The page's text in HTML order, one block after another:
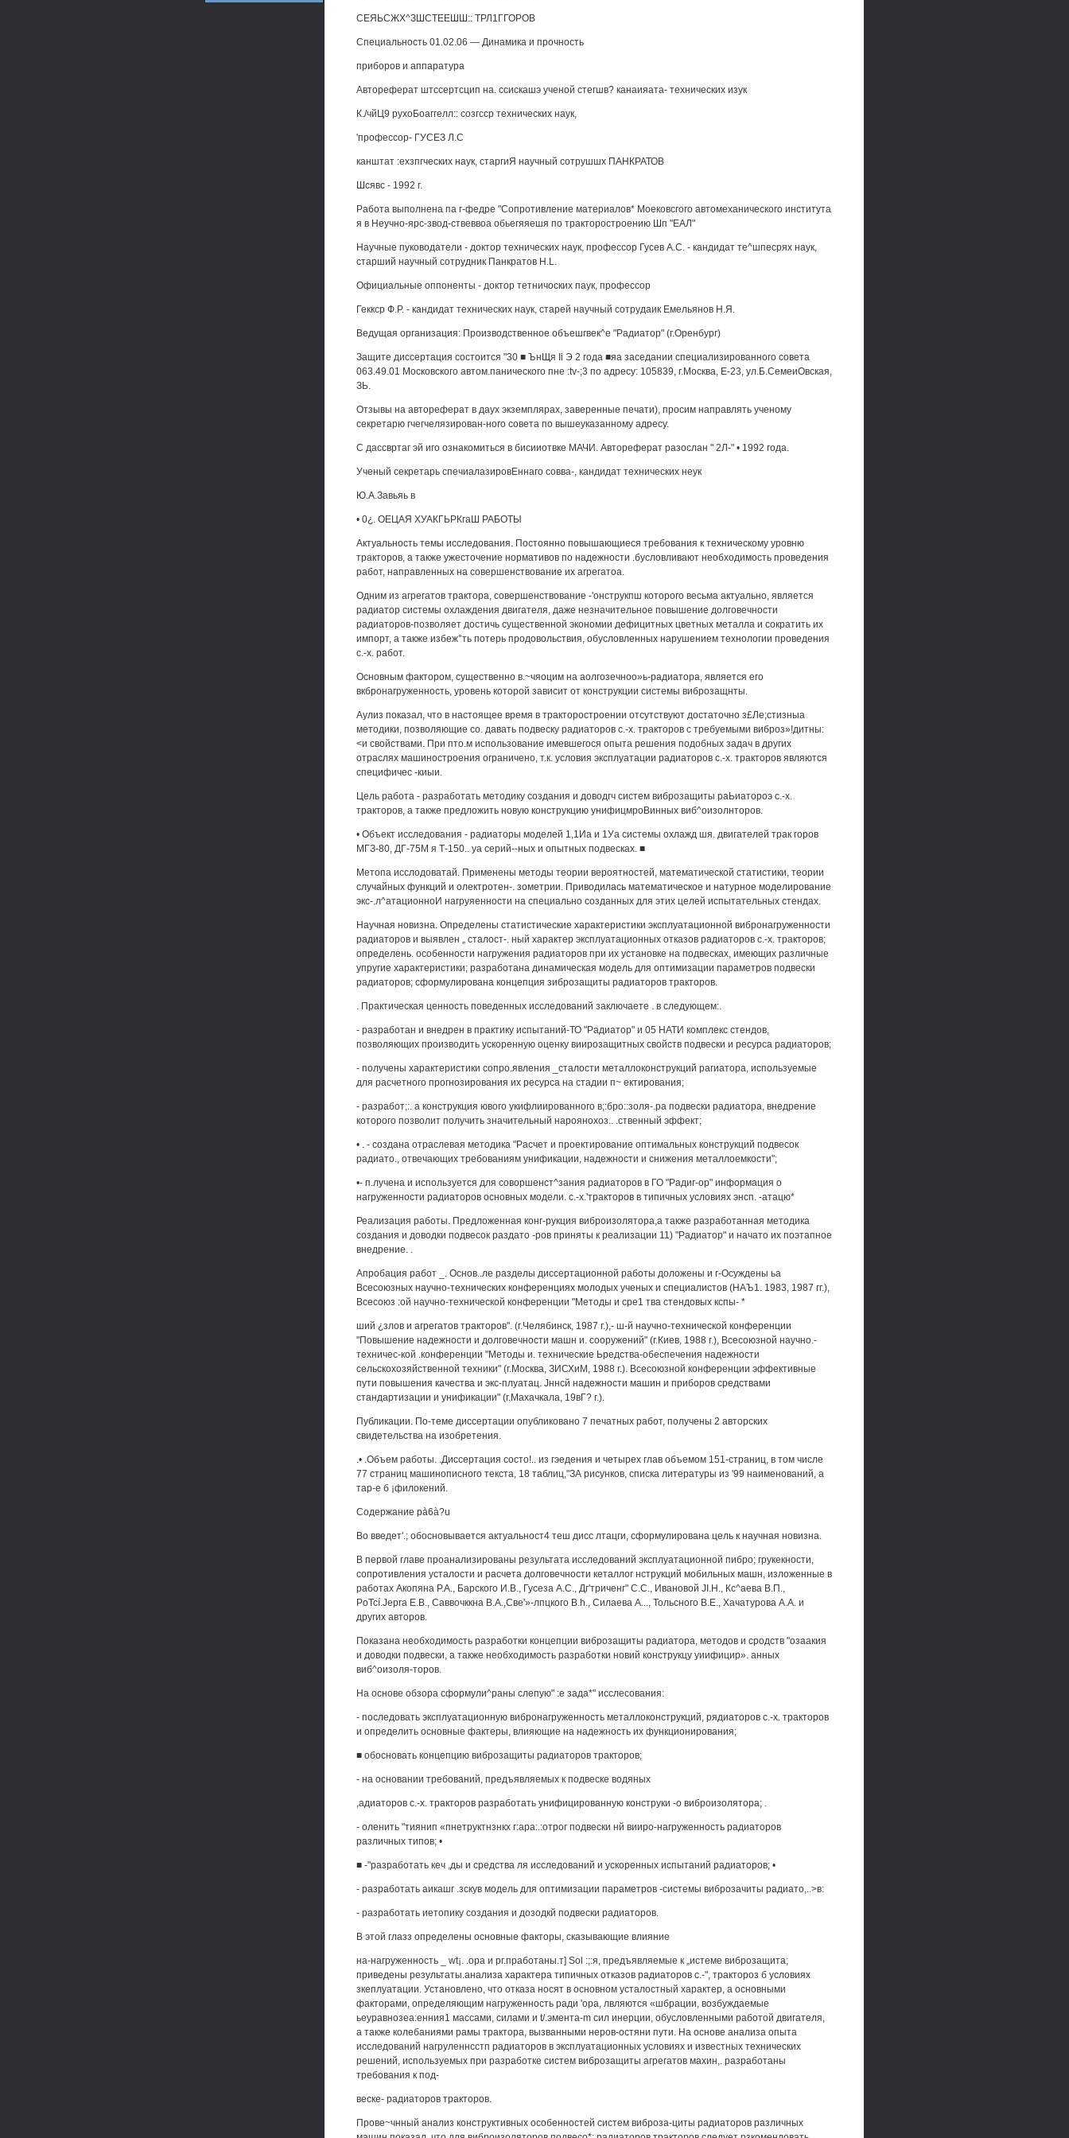
СЕЯЬСЖХ^ЗШСТЕЕШШ:: ТРЛ1ГГОРОВ
Специальность 01.02.06 — Динамика и прочность
приборов и аппаратура
Автореферат штссертсцип на. ссискашэ ученой стегшв? канаияата- технических изук
К./чйЦ9 рухоБоаггелл:: созгсср технических наук,
'профессор- ГУСЕЗ Л.С
канштат :ехзпгческих наук, старгиЯ научный сотрушшх ПАНКРАТОВ
Шсявс - 1992 г.
Работа выполнена па г-федре "Сопротивление материалов* Моековсгого автомеханического института
я в Неучно-ярс-звод-ствеввоа обьегяяешя по тракторостроению Шп "ЕАЛ"
Научные пуководатели - доктор технических наук, профессор Гусев A.C. - кандидат те^шпесрях наук,
старший научный сотрудник Панкратов H.L.
Официальные оппоненты - доктор тетничоских паук, профессор
Геккср Ф.Р. - кандидат технических наук, старей научный сотрудаик Емельянов Н.Я.
Ведущая организация: Производственное объешгвек^е "Радиатор" (г.Оренбург)
Защите диссертация состоится "30 ■ ЪнЩя Ii Э 2 года ■яа заседании специализированного совета
063.49.01 Московского автом.панического пне :tv-;3 по адресу: 105839, г.Москва, Е-23, ул.Б.СемеиОвская,
ЗЬ.
Отзывы на автореферат в даух экземплярах, заверенные печати), просим направлять ученому
секретарю гчегчелязирован-ного совета по вышеуказанному адресу.
С дассвртаг эй иго ознакомиться в бисииотвке МАЧИ. Автореферат разослан " 2Л-" • 1992 года.
Ученый секретарь спечиалазировЕннаго совва-, кандидат технических неук
Ю.А.Завьяь в
• 0¿. ОЕЦАЯ ХУАКГЬРКгаШ РАБОТЫ
Актуальность темы исследования. Постоянно повышающиеся требования к техническому уровню
тракторов, а также ужесточение нормативов по надежности .бусловливают необходимость проведения
работ, направленных на совершенствование их агрегатоа.
Одним из агрегатов трактора, совершенствование -'онструкпш которого весьма актуально, является
радиатор системы охлаждения двигателя, даже незначительное повышение долговечности
радиаторов-позволяет достичь существенной экономии дефицитных цветных металла и сократить их
импорт, а также избеж°ть потерь продовольствия, обусловленных нарушением технологии проведения
с.-х. работ.
Основным фактором, существенно в.~чяоцим на аолгозечноо»ь-радиатора, является его
вкбронагруженность, уровень которой зависит от конструкции системы виброзащнты.
Аулиз показал, что в настоящее время в тракторостроении отсутствуют достаточно з£Ле;стизныа
методики, позволяющие со. давать подвеску радиаторов с.-х. тракторов с требуемыми виброз»!дитны:
<и свойствами. При пто.м использование имевшегося опыта решения подобных задач в других
отраслях машиностроения ограничено, т.к. условия эксплуатации радиаторов с.-х. тракторов являются
специфичес -киыи.
Цель работа - разработать методику создания и доводгч систем виброзащиты раЬиатороэ с.-х.
тракторов, а также предложить новую конструкцию унифицмроВинных виб^оизолнторов.
• Объект исследования - радиаторы моделей 1,1Иа и 1Уа системы охлажд шя. двигателей трак горов
МГЗ-80, ДГ-75М я Т-150.. уа серий--ных и опытных подвесках. ■
Метопа исслодоватай. Применены методы теории вероятностей, математической статистики, теории
случайных функций и олектротен-. зометрии. Приводилась математическое и натурное моделирование
экс-.л^атационноИ нагруяенности на специально созданных для этих целей испытательных стендах.
Научная новизна. Определены статистические характеристики эксплуатационной вибронагруженности
радиаторов и выявлен „ сталост-. ный характер эксплуатационных отказов радиаторов с.-х. тракторов;
определень. особенности нагружения радиаторов при их установке на подвесках, имеющих различные
упругие характеристики; разработана динамическая модель для оптимизации параметров подвески
радиаторов; сформулирована концепция зиброзащиты радиаторов тракторов.
. Практическая ценность поведенных исследований заключаете . в следующем:.
- разработан и внедрен в практику испытаний-ТО "Радиатор" и 05 НАТИ комплекс стендов,
позволяющих производить ускоренную оценку виирозащитных свойств подвески и ресурса радиаторов;
- получены характеристики сопро.явления _сталости металлоконструкций рагиатора, используемые
для расчетного прогнозирования их ресурса на стадии п~ ектирования;
- разработ;:. а конструкция ювого укифлиированного в;:бро::золя-.ра подвески радиатора, внедрение
которого позволит получить значительный нароянохоз.. .ственный эффект;
• . - создана отраслевая методика "Расчет и проектирование оптимальных конструкций подвесок
радиато., отвечающих требованиям унификации, надежности и снижения металлоемкости";
•- п.лучена и используется для соворшенст^зания радиаторов в ГО "Радиг-ор" информация о
нагруженности радиаторов основных модели. с.-х.'тракторов в типичных условиях энсп. -атацю*
Реализация работы. Предложенная конг-рукция виброизолятора,а также разработанная методика
создания и доводки подвесок раздато -ров приняты к реализации 11) "Радиатор" и начато их поэтапное
внедрение. .
Апробация работ _. Основ..ле разделы диссертационной работы доложены и г-Осуждены ьа
Всесоюзных научно-технических конференциях молодых ученых и специалистов (НАЪ1. 1983, 1987 гг.),
Всесоюз :ой научно-технической конференции "Методы и сре1 тва стендовых кспы- *
ший ¿злов и агрегатов тракторов". (г.Челябинск, 1987 г.),- ш-й научно-технической конференции
"Повышение надежности и долговечности машн и. сооружений" (г.Киев, 1988 г.), Всесоюзной научно.-
техничес-кой .конференции "Методы и. технические Ьредства-обеспечения надежности
сельскохозяйственной техники" (г.Москва, ЗИСХиМ, 1988 г.). Всесоюзной конференции эффективные
пути повышения качества и экс-плуатац. Jннcй надежности машин и приборов средствами
стандартизации и унификации" (г.Махачкала, 19вГ? г.).
Публикации. По-теме диссертации опубликовано 7 печатных работ, получены 2 авторских
свидетельства на изобретения.
.• .Объем работы. .Диссертация состо!.. из гэедения и четырех глав объемом 151-страниц, в том числе
77 страниц машинописного текста, 18 таблиц,"ЗА рисунков, списка литературы из '99 наименований, а
тар-е б ¡филокений.
Содержание pà6à?u
Во введет'.; обосновывается актуальност4 теш дисс лтацги, сформулирована цель к научная новизна.
В первой главе проанализированы результата исследований эксплуатационной пибро; грукекности,
сопротивления усталости и расчета долговечности кеталлог нструкций мобильных машн, изложенные в
работах Акопяна P.A., Барского И.В., Гусеза A.C., Дг'триченг" С.С., Ивановой JI.H., Кс^аева В.П.,
PoTcí.Jepra E.B., Саввочккна В.А.,Све'»-лпцкого В.h., Силаева А..., Тольсного В.Е., Хачатурова A.A. и
других авторов.
Показана необходимость разработки концепции виброзащиты радиатора, методов и сродств "озаакия
и доводки подвески, а также необходимость разработки новий конструкцу уиифицир». анных
виб^оизоля-торов.
На основе обзора сформули^раны слепую" :е зада*" исслесования:
- последовать эксплуатационную вибронагруженность металлоконструкций, рядиаторов с.-х. тракторов
и определить основные фактеры, влияющие на надежность их функционирования;
■ обосновать концепцию виброзащиты радиаторов тракторов;
- на основании требований, предъявляемых к подвеске водяных
,адиаторов с.-х. тракторов разработать унифицированную конструки -о виброизолятора; .
- оленить "тиянип «пнетруктнзнкх г:ара:.:отрог подвески нй вииро-нагруженность радиаторов
различных типов; •
■ -"разработать кеч ,ды и средства ля исследований и ускоренных испытаний радиаторов; •
- разработать аикашг .зскув модель для оптимизации параметров -системы виброзачиты радиато,..>в:
- разработать иетопику создания и дозодкй подвески радиаторов.
В этой глазз определены основные факторы, сказывающие влияние
на-нагруженность _ wt¡. .opa и рг.пработаны.т] Sol :;:я, предъявляемые к „истеме виброзащита;
приведены результаты.анализа характера типичных отказов радиаторов с.-", трактороз б условиях
зкеплуатации. Установлено, что отказа носят в основном усталостный характер, а основными
факторами, определяющим нагруженность ради 'opa, лвляются «шбрации, возбуждаемые
ьеуравнозеа:енния1 массами, силами и t/.эмента-m сил инерции, обусловленными работой двигателя,
а также колебаниями рамы трактора, вызванными неров-остяни пути. На основе анализа опыта
исследований нагруленнсстп радиаторов в эксплуатационных условиях и известных технических
решений, используемых при разработке систем виброзащиты агрегатов махин,. разработаны
требования к под-
веске- радиаторов тракторов.
Прове~чнный анализ конструктивных особенностей систем виброза-циты радиаторов различных